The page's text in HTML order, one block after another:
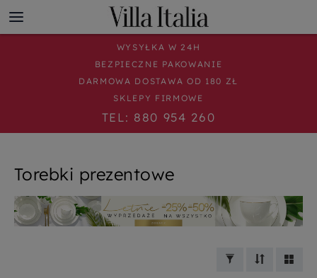
WYSYŁKA W 24H
BEZPIECZNE PAKOWANIE
DARMOWA DOSTAWA OD 180 ZŁ
SKLEPY FIRMOWE
TEL: 880 954 260
Torebki prezentowe